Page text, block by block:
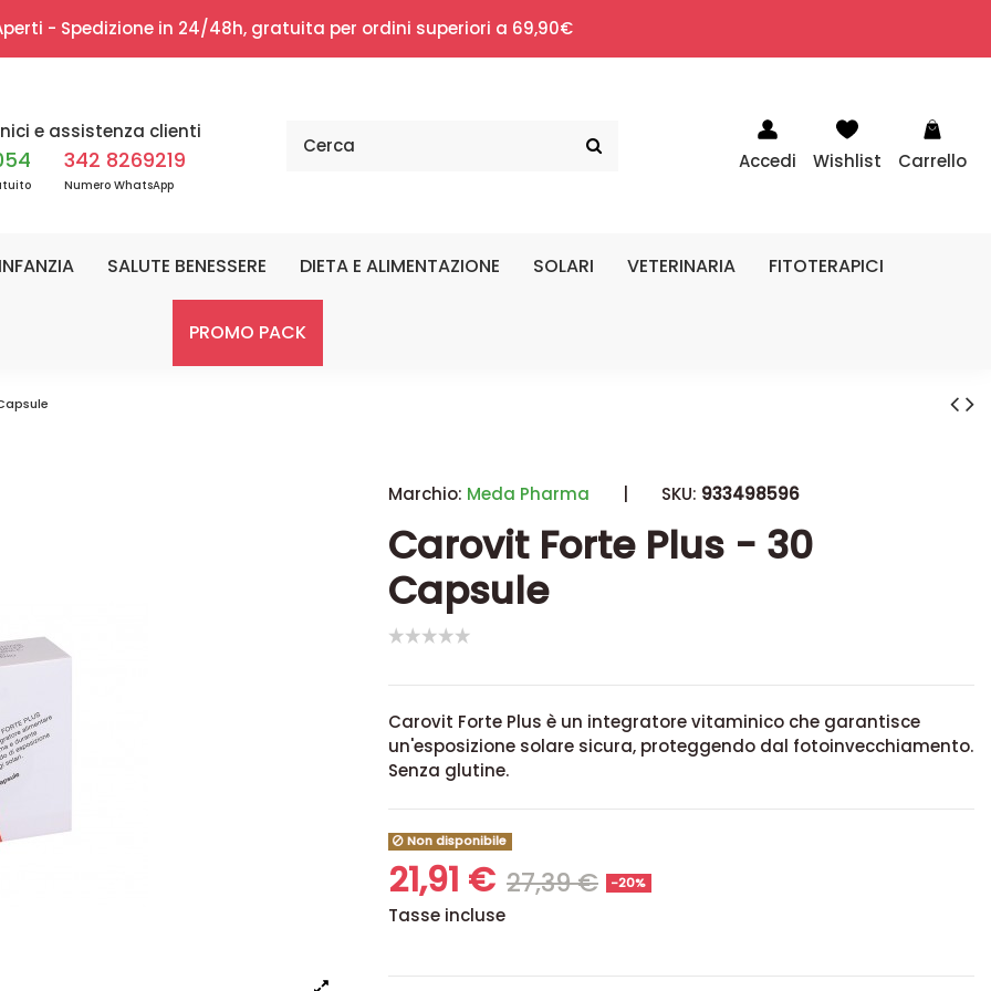
- Spedizione in 24/48h, gratuita per ordini superiori a 69,90€
e assistenza clienti
342 8269219
Numero WhatsApp
Accedi Wishlist Carrello
SALUTE BENESSERE DIETA E ALIMENTAZIONE SOLARI VETERINARIA FITOTERAPICI
PROMO PACK
Marchio: Meda Pharma | SKU: 933498596
Carovit Forte Plus - 30
Capsule
Carovit Forte Plus è un integratore vitaminico che garantisce
un'esposizione solare sicura, proteggendo dal fotoinvecchiamento.
Senza glutine.
Non disponibile
21,91 € 27,39 € -20%
Tasse incluse